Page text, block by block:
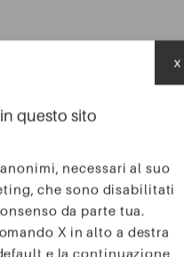
questo sito
necessari al suo
che sono disabilitati
da parte tua.
X in alto a destra
e la continuazione
x